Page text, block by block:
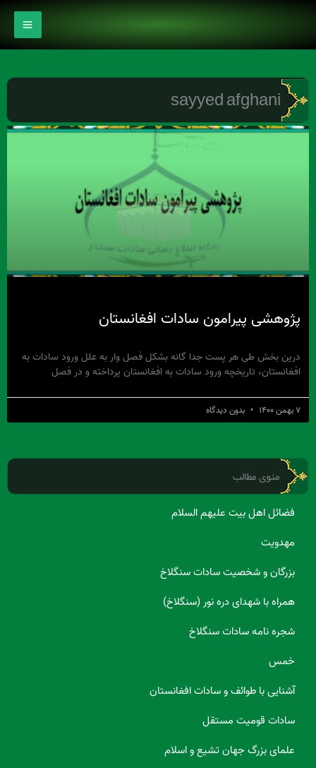
محتوا
sayyed afghani
پژوهشی پیرامون سادات افغانستان
درین بخش طی هر پست جدا گانه بشکل فصل وار به علل ورود سادات به
افغانستان، تاریخچه ورود سادات به افغانستان پرداخته و در فصل
۷ بهمن ۱۴۰۰ بدون دیدگاه
منوی مطالب
فضائل اهل بیت علیهم السلام
مهدویت
بزرگان و شخصیت سادات سنگلاخ
همراه با شهدای دره نور (سنگلاخ)
شجره نامه سادات سنگلاخ
خمس
آشنایی با طوائف و سادات افغانستان
سادات قومیت مستقل
علمای بزرگ جهان تشیع و اسلام